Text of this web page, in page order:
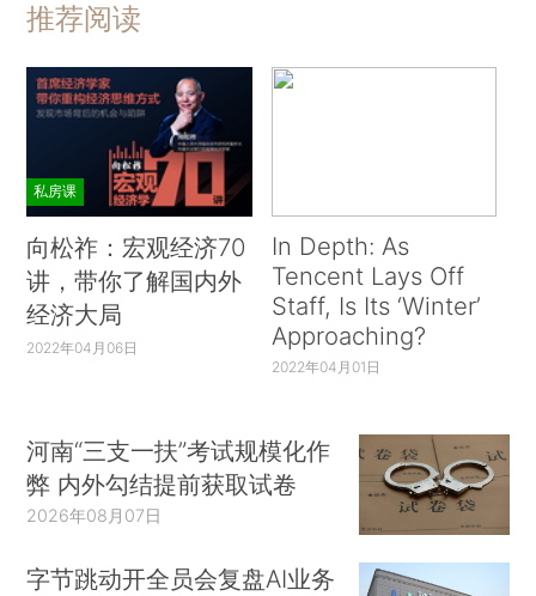
推荐阅读
私房课
向松祚：宏观经济70
讲，带你了解国内外
经济大局
2022年04月06日
In Depth: As
Tencent Lays Off
Staff, Is Its ‘Winter’
Approaching?
2022年04月01日
河南“三支一扶”考试规模化作
弊 内外勾结提前获取试卷
2026年08月07日
字节跳动开全员会复盘AI业务